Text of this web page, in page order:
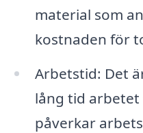
material som
kostnaden för
Arbetstid: Det
lång tid
påverkar